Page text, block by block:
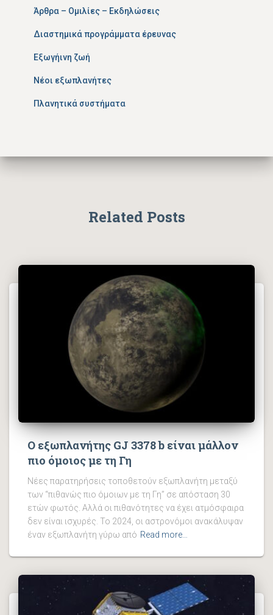
Άρθρα – Ομιλίες – Εκδηλώσεις
Διαστημικά προγράμματα έρευνας
Εξωγήινη ζωή
Νέοι εξωπλανήτες
Πλανητικά συστήματα
Related Posts
Ο εξωπλανήτης GJ 3378 b είναι μάλλον
πιο όμοιος με τη Γη
Νέες παρατηρήσεις τοποθετούν εξωπλανήτη μεταξύ
των “πιθανώς πιο όμοιων με τη Γη” σε απόσταση 30
ετών φωτός. Αλλά οι πιθανότητες να έχει ατμόσφαιρα
δεν είναι ισχυρές. Το 2024, οι αστρονόμοι ανακάλυψαν
έναν εξωπλανήτη γύρω από Read more…